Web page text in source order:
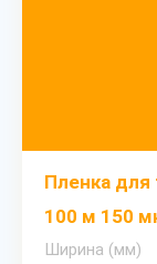
Пленка для
100 м 150
Ширина (мм)